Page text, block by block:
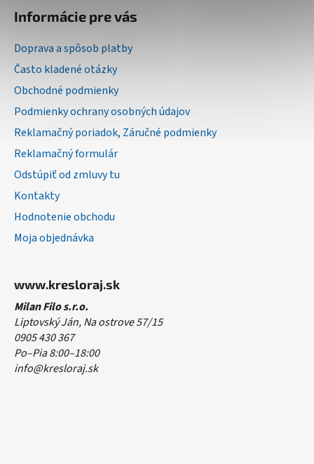
Informácie pre vás
Doprava a spôsob platby
Často kladené otázky
Obchodné podmienky
Podmienky ochrany osobných údajov
Reklamačný poriadok, Záručné podmienky
Reklamačný formulár
Odstúpiť od zmluvy tu
Kontakty
Hodnotenie obchodu
Moja objednávka
www.kresloraj.sk
Milan Filo s.r.o.
Liptovský Ján, Na ostrove 57/15
0905 430 367
Po–Pia 8:00–18:00
info@kresloraj.sk